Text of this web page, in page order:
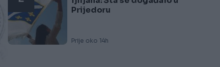
Prijedoru
Prije oko 14h